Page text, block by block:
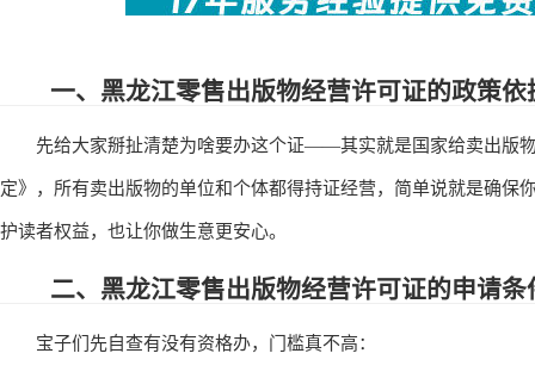
一、黑龙江零售出版物经营许可证的政策依
先给大家掰扯清楚为啥要办这个证——其实就是国家给卖出版物
定》，所有卖出版物的单位和个体都得持证经营，简单说就是确保
护读者权益，也让你做生意更安心。
二、黑龙江零售出版物经营许可证的申请条
宝子们先自查有没有资格办，门槛真不高：